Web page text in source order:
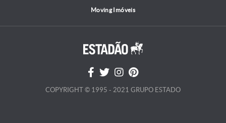
Moving Imóveis
COPYRIGHT © 1995 - 2021 GRUPO ESTADO